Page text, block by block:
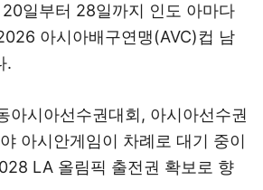
일부터 28일까지 인도 아마다
아시아배구연맹(AVC)컵 남
.
아시아선수권대회, 아시아선수권
아시안게임이 차례로 대기 중이
LA 올림픽 출전권 확보로 향